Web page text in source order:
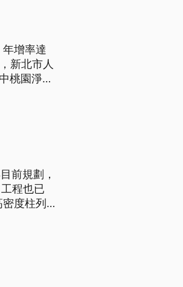
增率達
新北市人
桃園淨遷
前規劃，
程也已
度柱列